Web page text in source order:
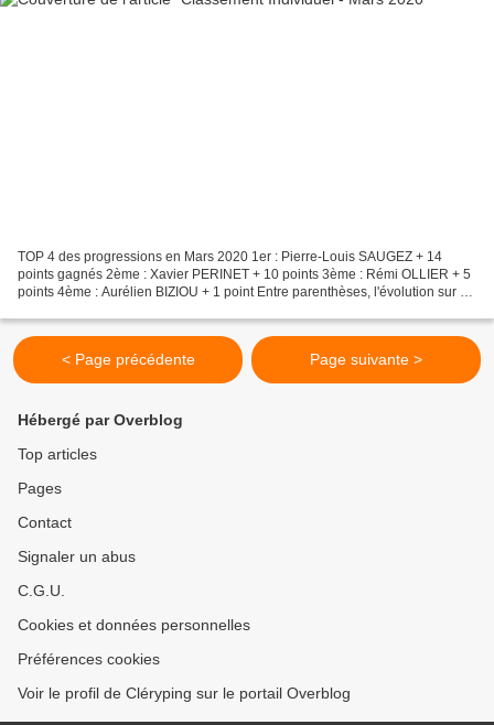
TOP 4 des progressions en Mars 2020 1er : Pierre-Louis SAUGEZ + 14
points gagnés 2ème : Xavier PERINET + 10 points 3ème : Rémi OLLIER + 5
points 4ème : Aurélien BIZIOU + 1 point Entre parenthèses, l'évolution sur ce
< Page précédente Page suivante >
Hébergé par Overblog
Top articles
Pages
Contact
Signaler un abus
C.G.U.
Cookies et données personnelles
Préférences cookies
Voir le profil de Cléryping sur le portail Overblog